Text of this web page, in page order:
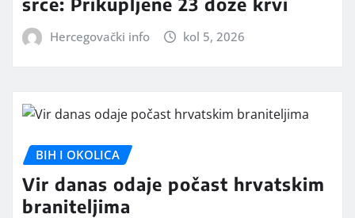
Hercegovački info kol 5, 2026
BIH I OKOLICA
Vir danas odaje počast hrvatskim
braniteljima